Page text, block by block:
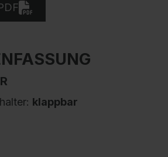
klappbar